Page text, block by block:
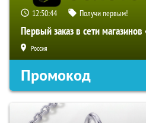
12:50:42 Получи первым!
Первый заказ в сети
Россия
Промокод